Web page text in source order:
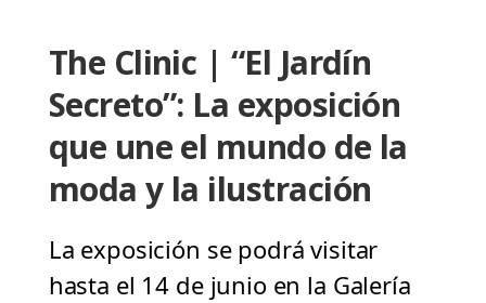
The Clinic | “El Jardín
Secreto”: La exposición
que une el mundo de la
moda y la ilustración
La exposición se podrá visitar
hasta el 14 de junio en la Galería